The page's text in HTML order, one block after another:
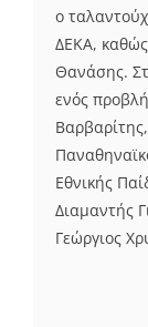
ο
ΔΕΚΑ,
Θανάσης.
ενός
Εθνικής
Διαμαντής
Γεώργιος